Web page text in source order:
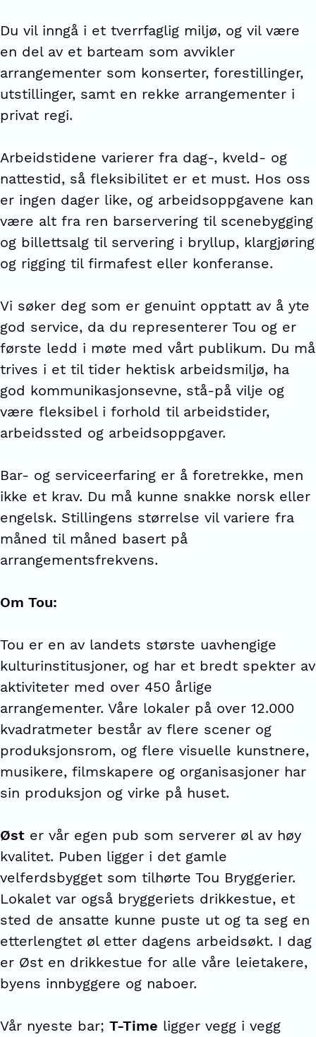
Du vil inngå i et tverrfaglig miljø, og vil være
en del av et barteam som avvikler
arrangementer som konserter, forestillinger,
utstillinger, samt en rekke arrangementer i
privat regi.
Arbeidstidene varierer fra dag-, kveld- og
nattestid, så fleksibilitet er et must. Hos oss
er ingen dager like, og arbeidsoppgavene kan
være alt fra ren barservering til scenebygging
og billettsalg til servering i bryllup, klargjøring
og rigging til firmafest eller konferanse.
Vi søker deg som er genuint opptatt av å yte
god service, da du representerer Tou og er
første ledd i møte med vårt publikum. Du må
trives i et til tider hektisk arbeidsmiljø, ha
god kommunikasjonsevne, stå-på vilje og
være fleksibel i forhold til arbeidstider,
arbeidssted og arbeidsoppgaver.
Bar- og serviceerfaring er å foretrekke, men
ikke et krav. Du må kunne snakke norsk eller
engelsk. Stillingens størrelse vil variere fra
måned til måned basert på
arrangementsfrekvens.
Om Tou:
Tou er en av landets største uavhengige
kulturinstitusjoner, og har et bredt spekter av
aktiviteter med over 450 årlige
arrangementer. Våre lokaler på over 12.000
kvadratmeter består av flere scener og
produksjonsrom, og flere visuelle kunstnere,
musikere, filmskapere og organisasjoner har
sin produksjon og virke på huset.
Øst er vår egen pub som serverer øl av høy
kvalitet. Puben ligger i det gamle
velferdsbygget som tilhørte Tou Bryggerier.
Lokalet var også bryggeriets drikkestue, et
sted de ansatte kunne puste ut og ta seg en
etterlengtet øl etter dagens arbeidsøkt. I dag
er Øst en drikkestue for alle våre leietakere,
byens innbyggere og naboer.
Vår nyeste bar; T-Time ligger vegg i vegg